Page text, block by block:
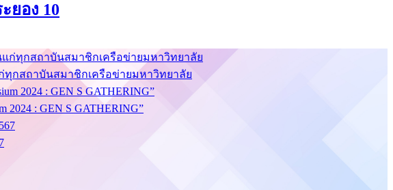
ยอง 10
ทุกสถาบันสมาชิกเครือข่ายมหาวิทยาลัย
2024 : GEN S GATHERING”